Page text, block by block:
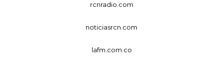
rcnradio.com
noticiasrcn.com
lafm.com.co